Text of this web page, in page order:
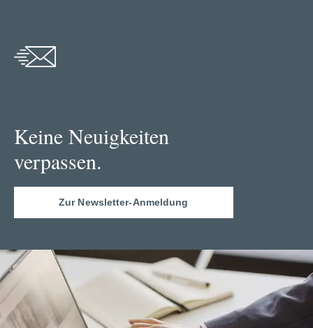
Keine Neuigkeiten
verpassen.
Zur Newsletter-Anmeldung